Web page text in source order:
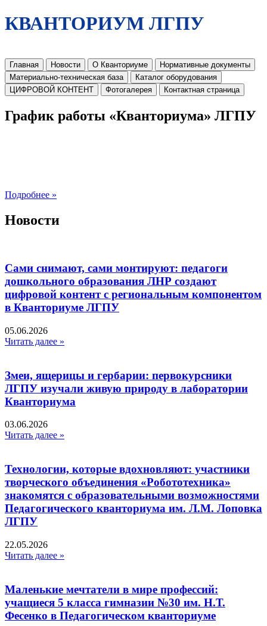
КВАНТОРИУМ ЛГПУ
Главная Новости О Кванториуме
Нормативные документы
Материально-техническая база
Каталог оборудования
ЦИФРОВОЙ КОНТЕНТ
Фотогалерея Контактная страница
График работы «Кванториума» ЛГПУ
Подробнее »
Новости
Сами снимают, сами монтируют: педагоги
дошкольного образования ЛНР создают
цифровой контент с региональным компонентом
в Кванториуме ЛГПУ​
05.06.2026
Читать далее »
Змеи, ящерицы и гербарии: первокурсники
ЛГПУ изучали живую природу в лаборатории
Кванториума
03.06.2026
Читать далее »
Технологии, которые вдохновляют: участники
творческого объединения «Робототехника»
знакомятся с образовательными возможностями
Педагогического кванториума им. Л.М. Лоповка
ЛГПУ
22.05.2026
Читать далее »
Маленькие мечтатели в мире профессий:
учащиеся 5 класса гимназии №30 им. Н.Т.
Фесенко в Педагогическом кванториуме